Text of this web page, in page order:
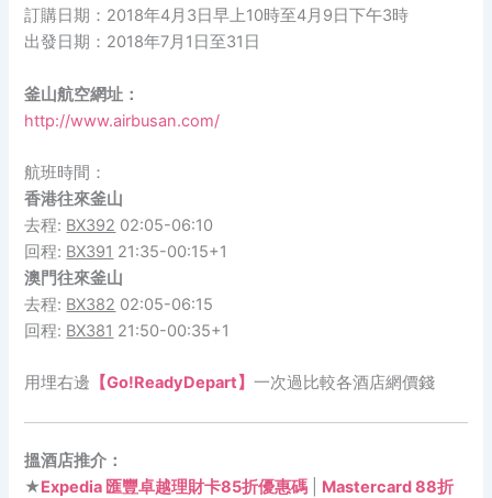
訂購日期：2018年4月3日早上10時至4月9日下午3時
出發日期：2018年7月1日至31日
釜山航空網址：
http://www.airbusan.com/
航班時間：
香港往來釜山
去程: BX392 02:05-06:10
回程: BX391 21:35-00:15+1
澳門往來釜山
去程: BX382 02:05-06:15
回程: BX381 21:50-00:35+1
用埋右邊 【Go!ReadyDepart】一次過比較各酒店網價錢
搵酒店推介：
★Expedia 匯豐卓越理財卡85折優惠碼
Mastercard 88折